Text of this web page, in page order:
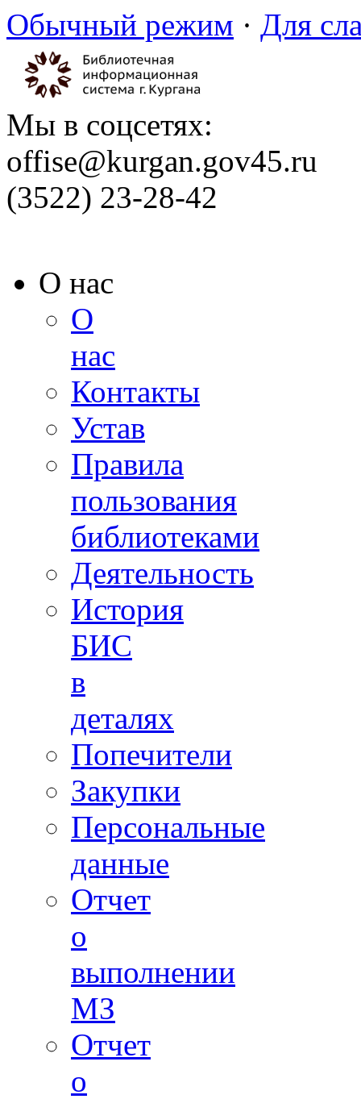
Обычный режим · Для
Мы в соцсетях:
offise@kurgan.gov45.ru
(3522) 23-28-42
О нас
О
нас
Контакты
Устав
Правила
пользования
библиотеками
Деятельность
История
БИС
в
деталях
Попечители
Закупки
Персональные
данные
Отчет
о
выполнении
МЗ
Отчет
о